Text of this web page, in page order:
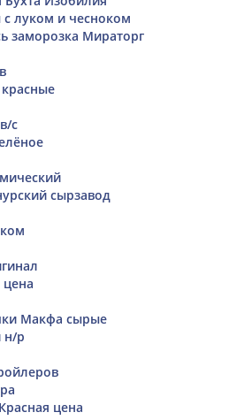
луком и чесноком
заморозка Мираторг
с
сырзавод
Макфа сырые
н/р
цена